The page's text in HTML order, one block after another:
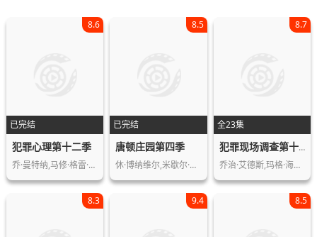
已完结
8.6
犯罪心理第十二季
乔·曼特纳,马修·格雷·古柏勒,A·J…
已完结
8.5
唐顿庄园第四季
休·博纳维尔,米歇尔·道克瑞,伊丽莎白…
全23集
8.7
犯罪现场调查第十季
乔治·艾德斯,玛格·海根柏格,保罗·吉…
8.3 9.4 8.5